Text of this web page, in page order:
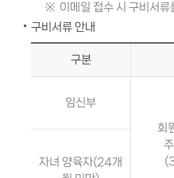
이메일 접수 시 구비서
구비서류 안내
구분
임신부
회
자녀 양육자(24개